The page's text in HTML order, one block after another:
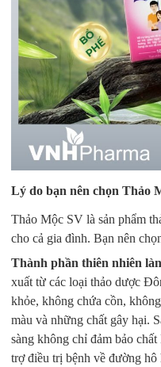
Lý do bạn nên chọn Thảo
Thảo Mộc SV là sản phẩm
cho cả gia đình. Bạn nên
Thành phần thiên nhiên
xuất từ các loại thảo dược
khỏe, không chứa cồn,
màu và những chất gây hại.
sàng không chỉ đảm bảo
trợ điều trị bệnh về đường hô